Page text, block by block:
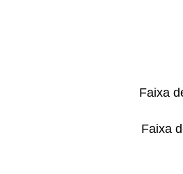
Faixa
Faixa